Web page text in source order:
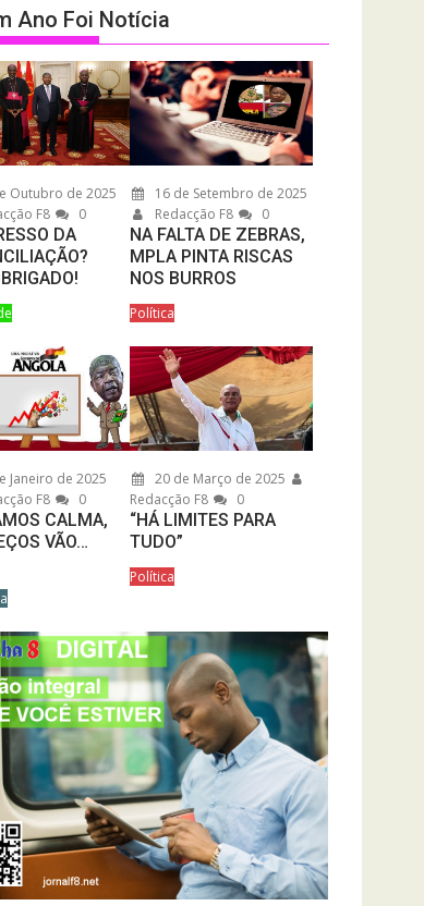
Ano Foi Notícia
Outubro de 2025
F8
0
DA
16 de Setembro de 2025
Redacção F8
0
NA FALTA DE ZEBRAS,
MPLA PINTA RISCAS
NOS BURROS
Política
Janeiro de 2025
F8
0
CALMA,
VÃO…
20 de Março de 2025
Redacção F8
0
“HÁ LIMITES PARA
TUDO”
Política